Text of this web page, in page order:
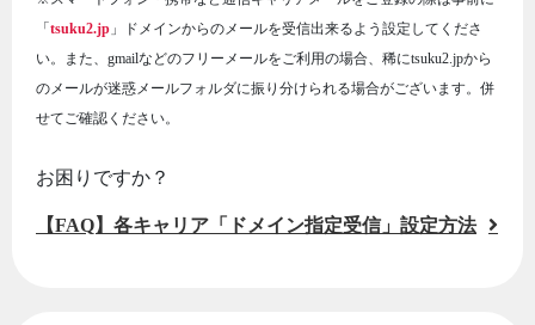
「 tsuku2.jp 」ドメインからのメールを受信出来るよう設定してくださ
い。また、gmailなどのフリーメールをご利用の場合、稀にtsuku2.jpから
のメールが迷惑メールフォルダに振り分けられる場合がございます。併
せてご確認ください。
お困りですか？
【FAQ】各キャリア「ドメイン指定受信」設定方法